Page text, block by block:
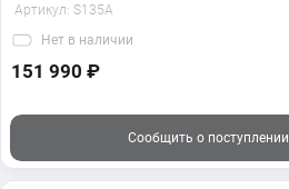
Артикул: S135A
Нет в наличии
151 990 ₽
Сообщить о поступлении